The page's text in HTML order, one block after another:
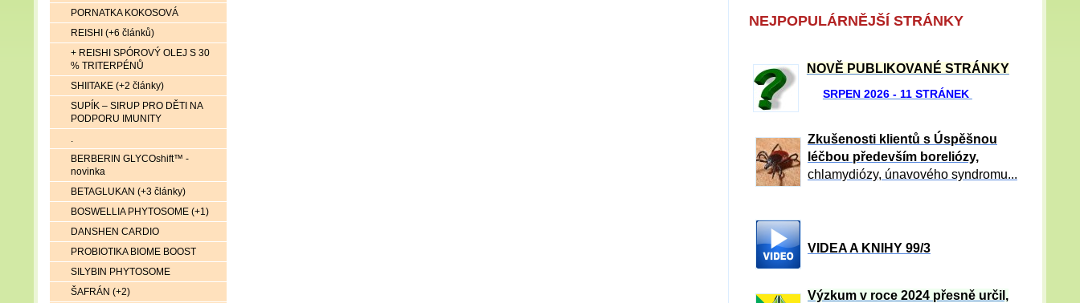
NEJPOPULÁRNĚJŠÍ STRÁNKY
NOVĚ PUBLIKOVANÉ STRÁNKY
SRPEN 2026 - 11 STRÁNEK
Zkušenosti klientů s Úspěšnou
léčbou především boreliózy,
chlamydiózy, únavového syndromu...
VIDEA A KNIHY 99/3
Výzkum v roce 2024 přesně určil,
PORNATKA KOKOSOVÁ
REISHI (+6 článků)
+ REISHI SPÓROVÝ OLEJ S 30
% TRITERPÉNŮ
SHIITAKE (+2 články)
SUPÍK – SIRUP PRO DĚTI NA
PODPORU IMUNITY
.
BERBERIN GLYCOshift™ -
novinka
BETAGLUKAN (+3 články)
BOSWELLIA PHYTOSOME (+1)
DANSHEN CARDIO
PROBIOTIKA BIOME BOOST
SILYBIN PHYTOSOME
ŠAFRÁN (+2)